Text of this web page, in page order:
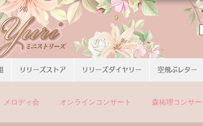
リリーズストア リリーズダイヤリー 空飛ぶレター
メロディ会 オンラインコンサート 森祐理コンサー